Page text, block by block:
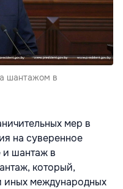
шантажом в
мер в
на суверенное
и шантаж в
который,
иных международных